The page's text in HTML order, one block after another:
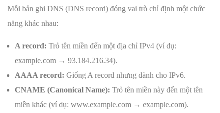
Mỗi bản ghi DNS (DNS record) đóng vai trò chỉ định một chức
năng khác nhau:
A record: Trỏ tên miền đến một địa chỉ IPv4 (ví dụ:
example.com → 93.184.216.34).
AAAA record: Giống A record nhưng dành cho IPv6.
CNAME (Canonical Name): Trỏ tên miền này đến một tên
miền khác (ví dụ: www.example.com → example.com).